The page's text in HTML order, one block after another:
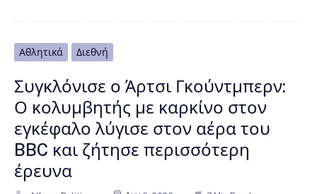
Αθλητικά Διεθνή
Συγκλόνισε ο Άρτσι Γκούντμπερν:
Ο κολυμβητής με καρκίνο στον
εγκέφαλο λύγισε στον αέρα του
BBC και ζήτησε περισσότερη
έρευνα